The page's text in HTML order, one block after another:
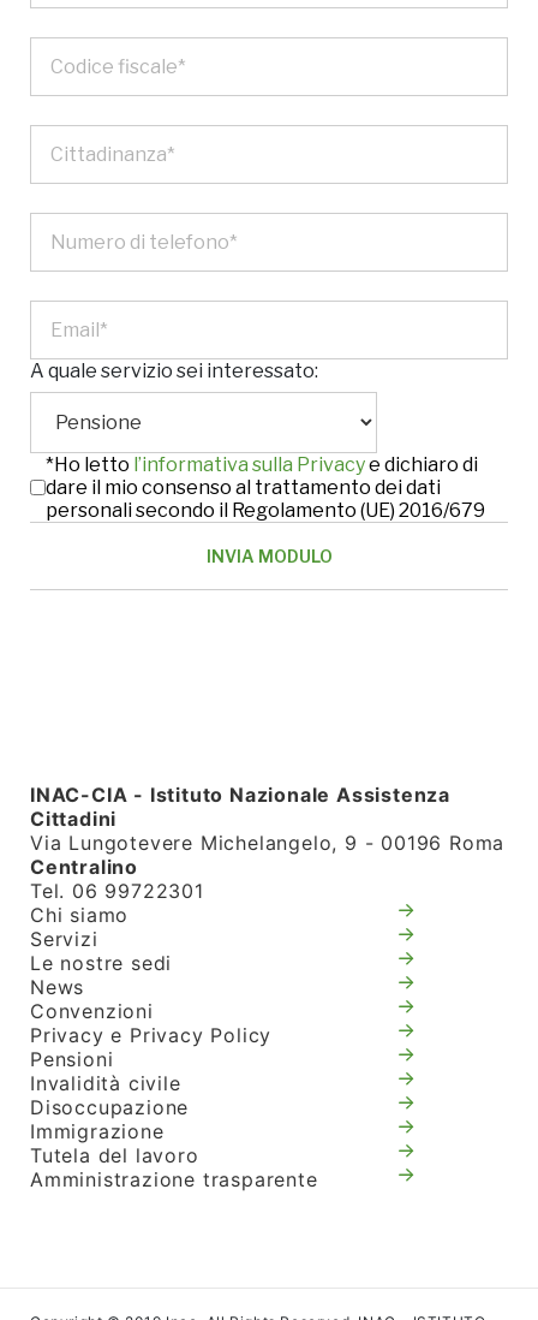
A quale servizio sei interessato:
*Ho letto l’informativa sulla Privacye dichiaro di
dare il mio consenso al trattamento dei dati
personali secondo il Regolamento (UE) 2016/679
INAC-CIA - Istituto Nazionale Assistenza
Cittadini
Via Lungotevere Michelangelo, 9 - 00196 Roma
Centralino
Tel. 06 99722301
Chi siamo
Servizi
Le nostre sedi
News
Convenzioni
Privacy e Privacy Policy
Pensioni
Invalidità civile
Disoccupazione
Immigrazione
Tutela del lavoro
Amministrazione trasparente